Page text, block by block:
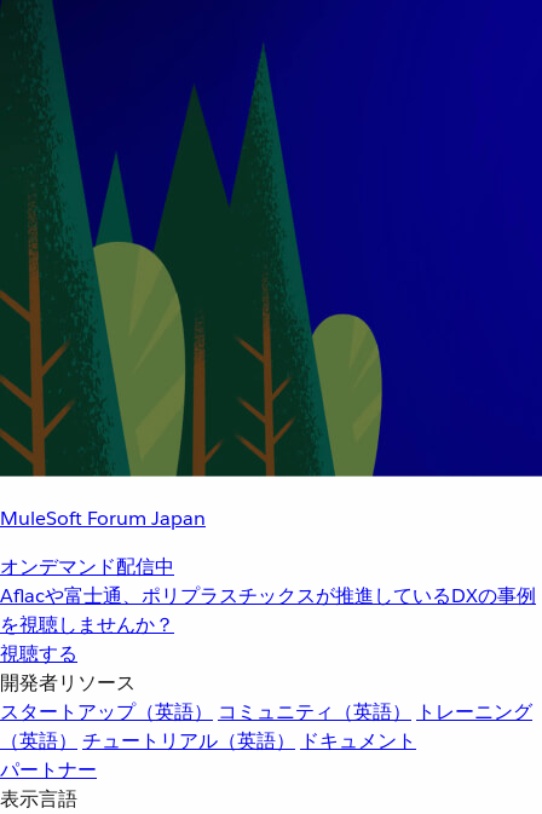
MuleSoft Forum Japan
オンデマンド配信中
Aflacや富士通、ポリプラスチックスが推進しているDXの事例
を視聴しませんか？
視聴する
開発者リソース
スタートアップ（英語）
コミュニティ（英語）
トレーニング
（英語）
チュートリアル（英語）
ドキュメント
パートナー
表示言語